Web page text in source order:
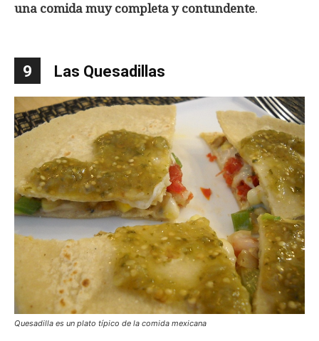
una comida muy completa y contundente.
9 Las Quesadillas
Quesadilla es un plato típico de la comida mexicana